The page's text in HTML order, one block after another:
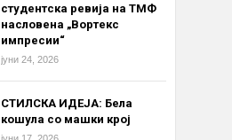
студентска ревија на ТМФ
насловена „Вортекс
импресии“
јуни 24, 2026
СТИЛСКА ИДЕЈА: Бела
кошула со машки крој